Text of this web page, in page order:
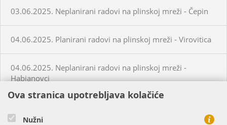
03.06.2025. Neplanirani radovi na plinskoj mreži - Čepin
04.06.2025. Planirani radovi na plinskoj mreži - Virovitica
04.06.2025. Neplanirani radovi na plinskoj mreži -
Habjanovci
Ova stranica upotrebljava kolačiće
Nužni